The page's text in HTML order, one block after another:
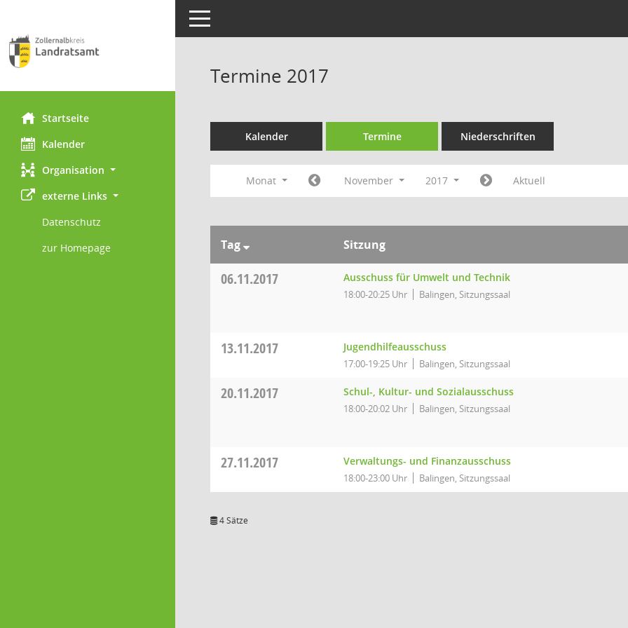
Startseite
Kalender
Organisation
externe Links
Datenschutz
zur Homepage
Toggle navigation
Termine 2017
Kalender Termine Niederschriften
Monat November 2017 Aktuell
Tag Sitzung
06.11.2017 Ausschuss für Umwelt und Technik
18:00-20:25 Uhr Balingen, Sitzungssaal
13.11.2017 Jugendhilfeausschuss
17:00-19:25 Uhr Balingen, Sitzungssaal
20.11.2017 Schul-, Kultur- und Sozialausschuss
18:00-20:02 Uhr Balingen, Sitzungssaal
27.11.2017 Verwaltungs- und Finanzausschuss
18:00-23:00 Uhr Balingen, Sitzungssaal
4 Sätze